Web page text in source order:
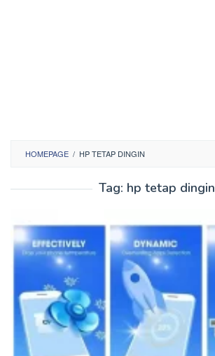
HOMEPAGE / HP TETAP DINGIN
Tag: hp tetap dingin